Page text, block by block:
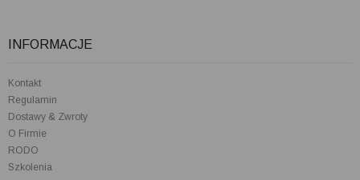
INFORMACJE
Kontakt
Regulamin
Dostawy & Zwroty
O Firmie
RODO
Szkolenia